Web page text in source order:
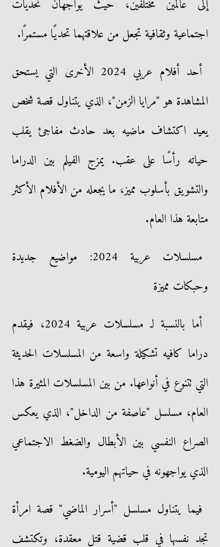
إلى عالمين مختلفين، حيث يواجهان تحديات
اجتماعية وثقافية تجعل من علاقتهما تحديًا مستمرًا.
أحد أفلام عربي 2024 الأخرى التي يستحق
المشاهدة هو "مرايا الزمن"، الذي يتناول قصة شخص
يعيد اكتشاف ماضيه بعد حادث مفاجئ يقلب
حياته رأسًا على عقب. يمزج الفيلم بين الدراما
والتشويق بأسلوب مميز، ما يجعله من الأفلام الأكثر
متابعة هذا العام.
مسلسلات عربية 2024: مواضيع جديدة
وحبكات مميزة
أما بالنسبة لـ مسلسلات عربية 2024، فيقدم
دراما كافيه تشكيلة واسعة من المسلسلات الحديثة
التي تتنوع في أنواعها. من بين المسلسلات المثيرة هذا
العام، مسلسل "عاصفة من الداخل"، الذي يعكس
الصراع النفسي بين الأبطال والضغط الاجتماعي
الذي يواجهونه في حياتهم اليومية.
فيما يتناول مسلسل "أسرار الماضي" قصة امرأة
تجد نفسها في قلب قضية قتل معقدة، وتكتشف